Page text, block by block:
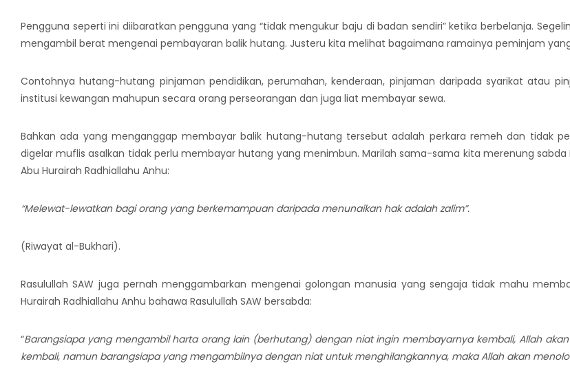
Pengguna seperti ini diibaratkan pengguna yang “tidak mengukur baju di badan sendiri” ketika berbelanja.
mengambil berat mengenai pembayaran balik hutang. Justeru kita melihat bagaimana ramainya peminjam
Contohnya hutang-hutang pinjaman pendidikan, perumahan, kenderaan, pinjaman daripada syarikat atau
institusi kewangan mahupun secara orang perseorangan dan juga liat membayar sewa.
Bahkan ada yang menganggap membayar balik hutang-hutang tersebut adalah perkara remeh dan tidak
digelar muflis asalkan tidak perlu membayar hutang yang menimbun. Marilah sama-sama kita merenung sabda
Abu Hurairah Radhiallahu Anhu:
“Melewat-lewatkan bagi orang yang berkemampuan daripada menunaikan hak adalah zalim”.
(Riwayat al-Bukhari).
Rasulullah SAW juga pernah menggambarkan mengenai golongan manusia yang sengaja tidak mahu
Hurairah Radhiallahu Anhu bahawa Rasulullah SAW bersabda:
“Barangsiapa yang mengambil harta orang lain (berhutang) dengan niat ingin membayarnya kembali, Allah
kembali, namun barangsiapa yang mengambilnya dengan niat untuk menghilangkannya, maka Allah akan